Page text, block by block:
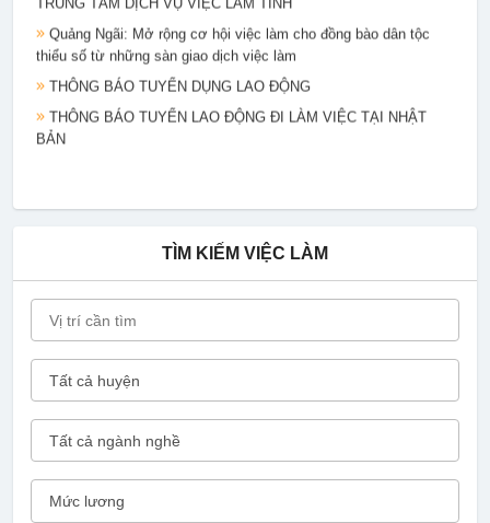
thiểu số từ những sàn giao dịch việc làm
BẢN
TÌM KIẾM VIỆC LÀM